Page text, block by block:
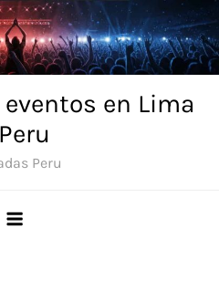
en Lima
Peru